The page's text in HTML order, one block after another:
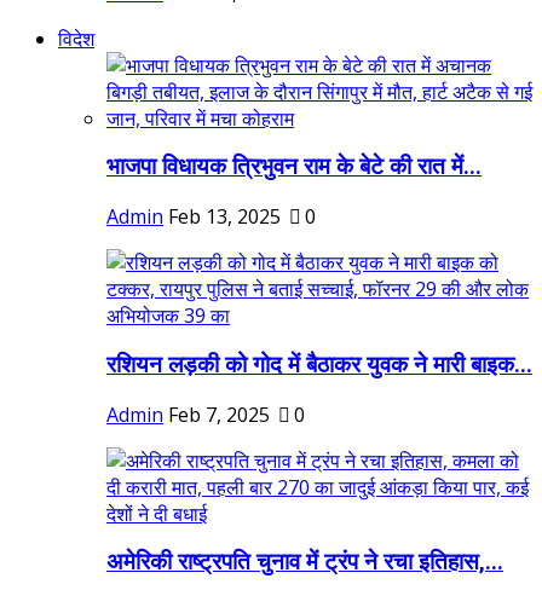
विदेश
भाजपा विधायक त्रिभुवन राम के बेटे की रात में...
Admin Feb 13, 2025 0
रशियन लड़की को गोद में बैठाकर युवक ने मारी बाइक...
Admin Feb 7, 2025 0
अमेरिकी राष्ट्रपति चुनाव में ट्रंप ने रचा इतिहास,...